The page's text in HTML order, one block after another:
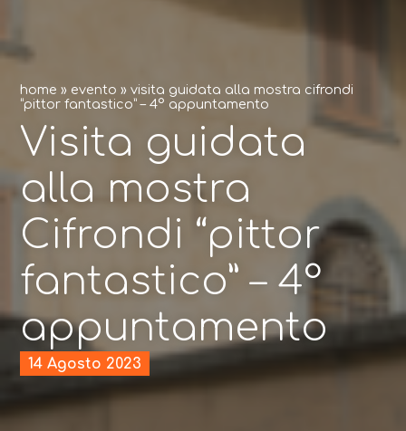
home » evento »visita guidata alla mostra cifrondi
“pittor fantastico” – 4° appuntamento
Visita guidata
alla mostra
Cifrondi “pittor
fantastico” – 4°
appuntamento
14 Agosto 2023